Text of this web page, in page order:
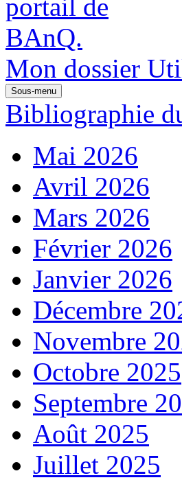
Mon dossier
Sous-menu
Bibliographie
Mai 2026
Avril 2026
Mars 2026
Février 2026
Janvier 2026
Décembre
Novembre
Octobre 2025
Septembre
Août 2025
Juillet 2025